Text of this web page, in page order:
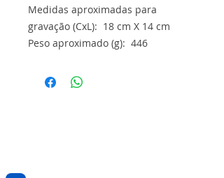
Medidas aproximadas para
gravação (CxL): 18 cm X 14 cm
Peso aproximado (g): 446